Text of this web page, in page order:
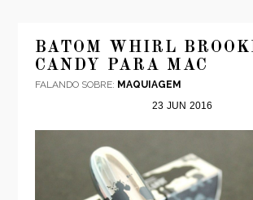
BATOM WHIRL
CANDY PARA MAC
FALANDO SOBRE: MAQUIAGEM
23 JUN 2016